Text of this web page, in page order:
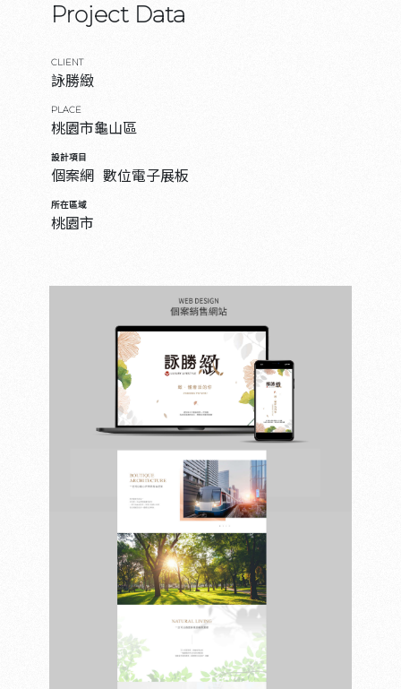
Project Data
CLIENT
詠勝緻
PLACE
桃園市龜山區
設計項目
個案網 數位電子展板
所在區域
桃園市